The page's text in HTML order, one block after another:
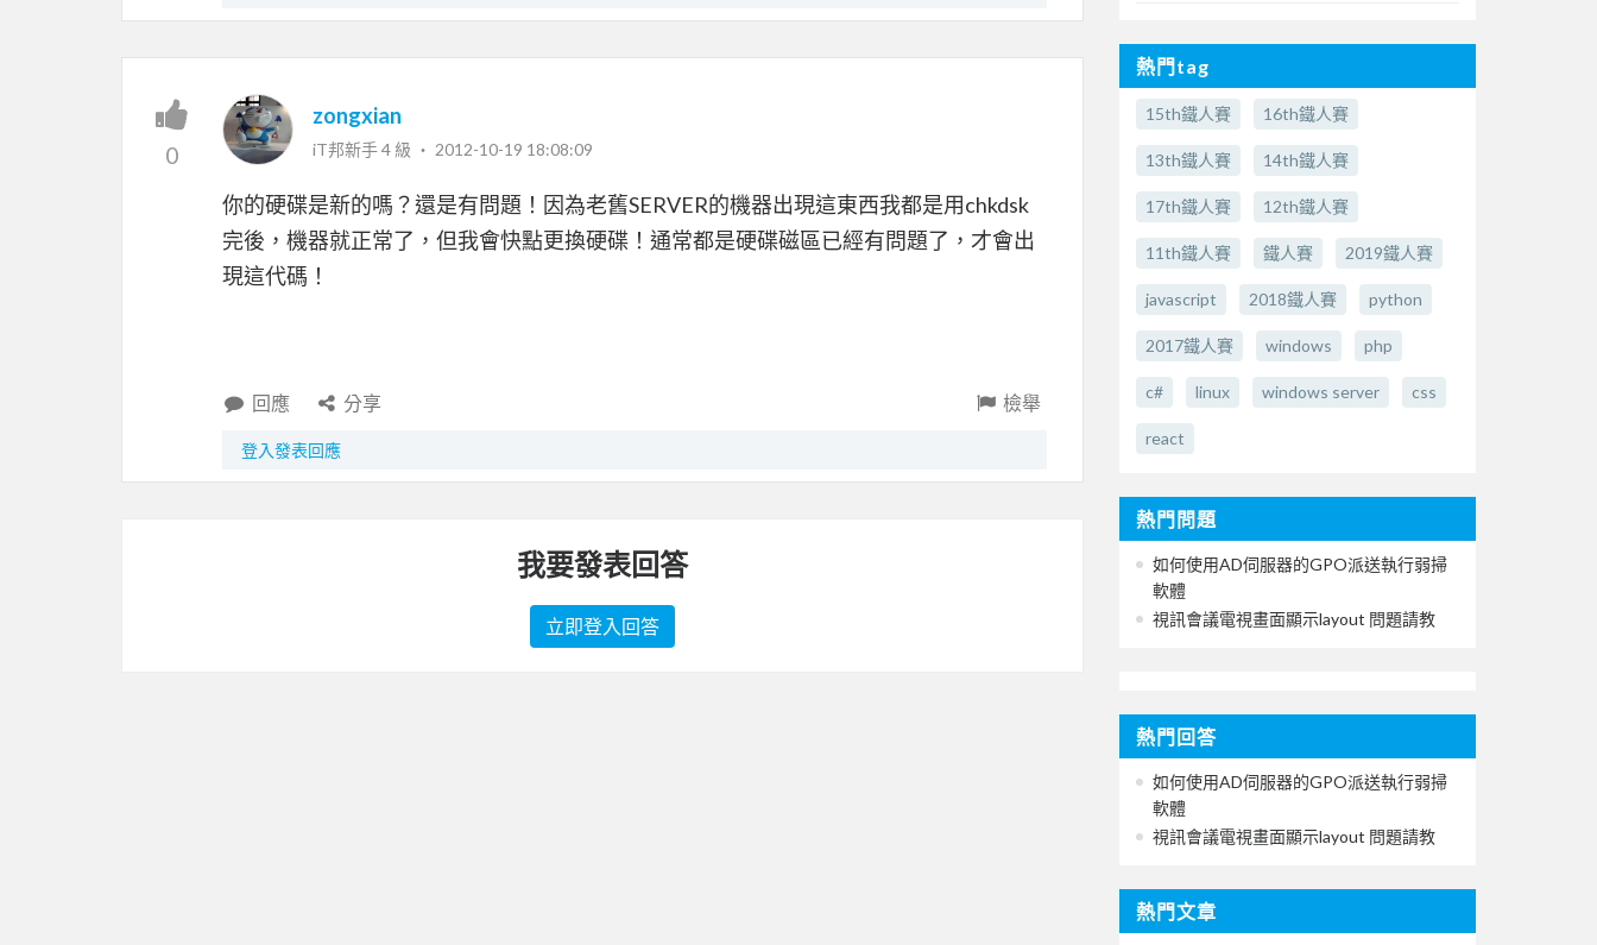
0
zongxian
iT邦新手 4 級 ‧ 2012-10-19 18:08:09
你的硬碟是新的嗎？還是有問題！因為老舊SERVER的機器出現這東西我都是用chkdsk
完後，機器就正常了，但我會快點更換硬碟！通常都是硬碟磁區已經有問題了，才會出
現這代碼！
回應 分享 檢舉
登入發表回應
我要發表回答
立即登入回答
熱門tag
15th鐵人賽 16th鐵人賽
13th鐵人賽 14th鐵人賽
17th鐵人賽 12th鐵人賽
11th鐵人賽 鐵人賽 2019鐵人賽
javascript 2018鐵人賽 python
2017鐵人賽 windows php
c# linux windows server css
react
熱門問題
如何使用AD伺服器的GPO派送執行弱掃
軟體
視訊會議電視畫面顯示layout 問題請教
熱門回答
如何使用AD伺服器的GPO派送執行弱掃
軟體
視訊會議電視畫面顯示layout 問題請教
熱門文章